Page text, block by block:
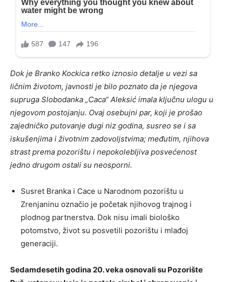
Dok je Branko Kockica retko iznosio detalje u vezi sa
ličnim životom, javnosti je bilo poznato da je njegova
supruga Slobodanka „Caca“ Aleksić imala ključnu ulogu u
njegovom postojanju. Ovaj osebujni par, koji je prošao
zajedničko putovanje dugi niz godina, susreo se i sa
iskušenjima i životnim zadovoljstvima; međutim, njihova
strast prema pozorištu i nepokolebljiva posvećenost
jedno drugom ostali su neosporni.
Susret Branka i Cace u Narodnom pozorištu u
Zrenjaninu označio je početak njihovog trajnog i
plodnog partnerstva. Dok nisu imali biološko
potomstvo, život su posvetili pozorištu i mlađoj
generaciji.
Sedamdesetih godina 20. veka osnovali su Pozorište